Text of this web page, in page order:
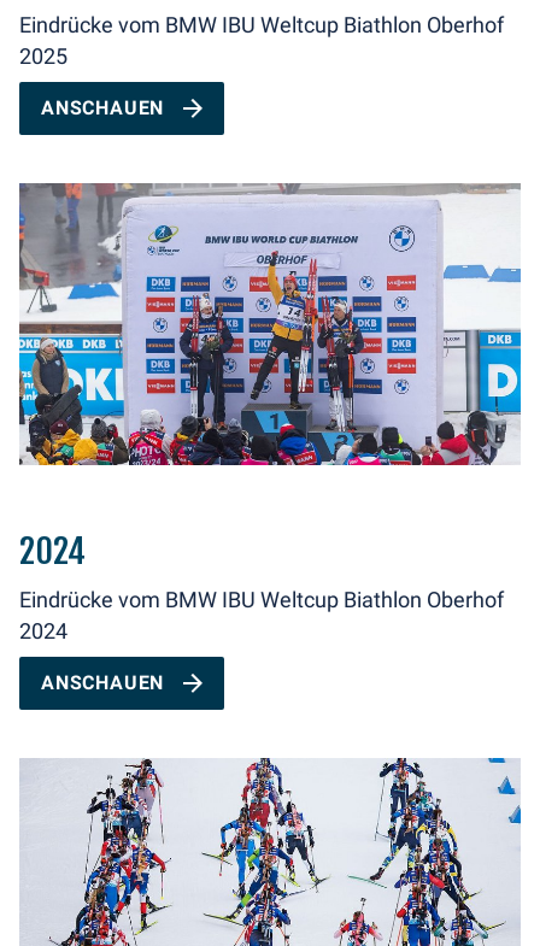
Eindrücke vom BMW IBU Weltcup Biathlon Oberhof
2025
ANSCHAUEN
2024
Eindrücke vom BMW IBU Weltcup Biathlon Oberhof
2024
ANSCHAUEN